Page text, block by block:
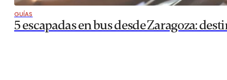
GUÍAS
5 escapadas en bus desde Zaragoza: